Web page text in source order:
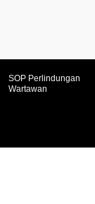
SOP Perlindungan
Wartawan